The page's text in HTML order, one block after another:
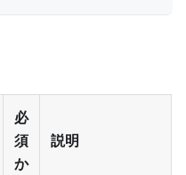
必
須
か
説明